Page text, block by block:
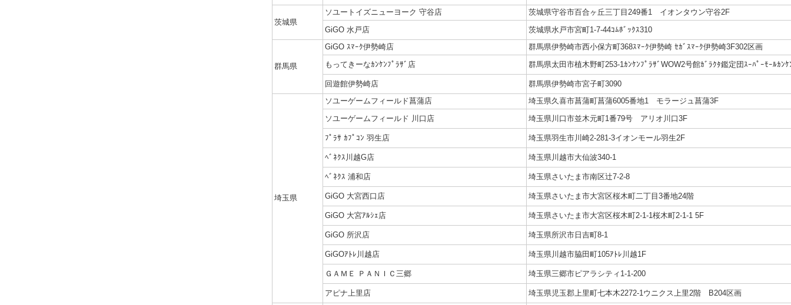
茨城県
ソユートイズニューヨーク 守谷店
茨城県守谷市百合ヶ丘三丁目249番1 イオンタウン守谷2F
GiGO 水戸店
茨城県水戸市宮町1-7-44ｺﾑﾎﾞｯｸｽ310
群馬県
GiGO ｽﾏｰｸ伊勢崎店
群馬県伊勢崎市西小保方町368ｽﾏｰｸ伊勢崎 ｾｶﾞｽﾏｰｸ伊勢崎3F302区画
もってきーなｶﾝｹﾝﾌﾟﾗｻﾞ店
群馬県太田市植木野町253-1ｶﾝｹﾝﾌﾟﾗｻﾞWOW2号館ｶﾞﾗｸﾀ鑑定団ｽｰﾊﾟｰﾓｰﾙｶﾝ
回遊館伊勢崎店 群馬県伊勢崎市宮子町3090
埼玉県
ソユーゲームフィールド菖蒲店
埼玉県久喜市菖蒲町菖蒲6005番地1 モラージュ菖蒲3F
ソユーゲームフィールド 川口店
埼玉県川口市並木元町1番79号 アリオ川口3F
ﾌﾟﾗｻ ｶﾌﾟｺﾝ 羽生店 埼玉県羽生市川崎2-281-3イオンモール羽生2F
ﾍﾞﾈｸｽ川越G店 埼玉県川越市大仙波340-1
ﾍﾞﾈｸｽ 浦和店 埼玉県さいたま市南区辻7-2-8
GiGO 大宮西口店 埼玉県さいたま市大宮区桜木町二丁目3番地24階
GiGO 大宮ｱﾙｼｪ店 埼玉県さいたま市大宮区桜木町2-1-1桜木町2-1-1 5F
GiGO 所沢店 埼玉県所沢市日吉町8-1
GiGOｱﾄﾚ川越店 埼玉県川越市脇田町105ｱﾄﾚ川越1F
ＧＡＭＥ ＰＡＮＩＣ三郷 埼玉県三郷市ピアラシティ1-1-200
アピナ上里店 埼玉県児玉郡上里町七本木2272-1ウニクス上里2階 B204区画